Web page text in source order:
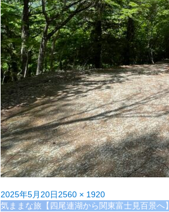
投
稿
2025年5月20日フ
ル
2560 × 1920
投
気ままな旅【四尾連湖から関東富士見百景へ】